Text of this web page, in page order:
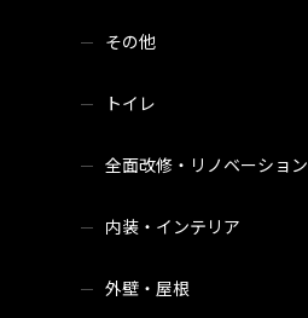
その他
トイレ
全面改修・リノベーション
内装・インテリア
外壁・屋根